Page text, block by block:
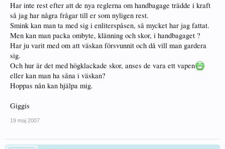
Har inte rest efter att de nya reglerna om handbagage trädde i kraft
så jag har några frågar till er som nyligen rest.
Smink kan man ta med sig i enliterspåsen, så mycket har jag fattat.
Men kan man packa ombyte, klänning och skor, i handbagaget ?
Har ju varit med om att väskan försvunnit och då vill man gardera
sig.
Och hur är det med högklackade skor, anses de vara ett vapen
eller kan man ha såna i väskan?
Hoppas nån kan hjälpa mig.
Giggis
19 maj 2007